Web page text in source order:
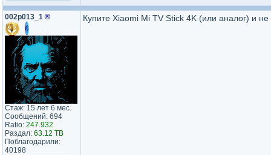
002p013_1 ®
Стаж: 15 лет 6 мес.
Сообщений: 694
Ratio: 247.932
Раздал: 63.12 TB
Поблагодарили:
40198
Купите Xiaomi Mi TV Stick 4K (или аналог) и